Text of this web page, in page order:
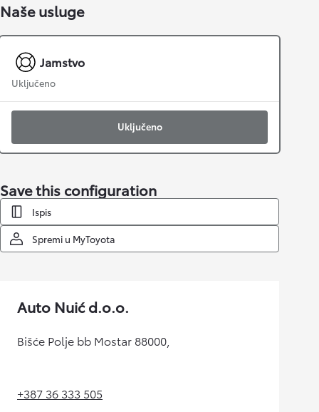
Naše usluge
Jamstvo
Uključeno
Uključeno
Save this configuration
Ispis
Spremi u MyToyota
Auto Nuić d.o.o.
Bišće Polje bb Mostar 88000,
+387 36 333 505(Opens in new tab)